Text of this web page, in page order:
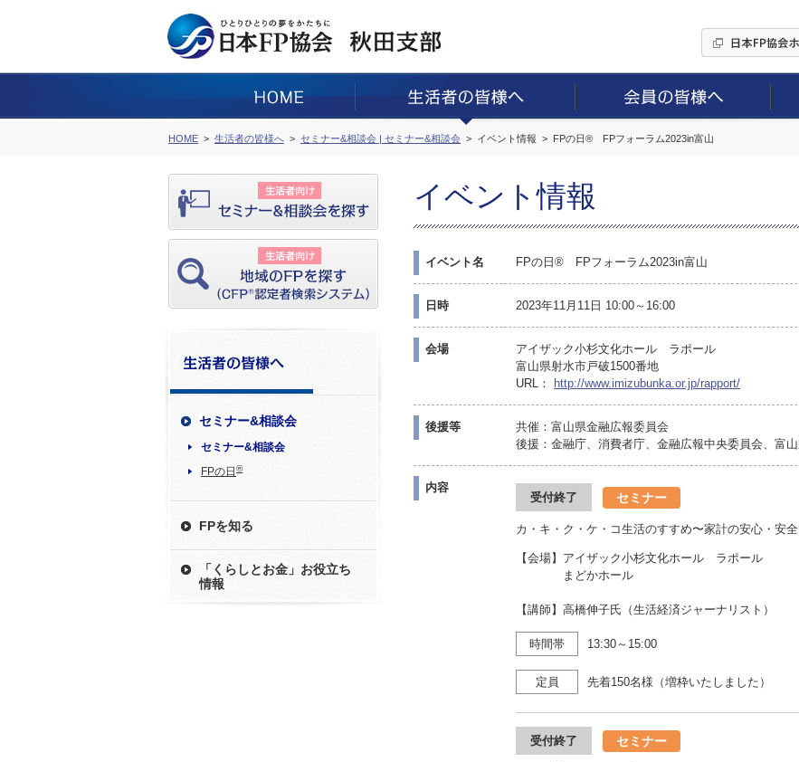
HOME 生活者の皆様へ セミナー&相談会 | セミナー&相談会 イベント情報 FPの日® FPフォーラム2023in富山
セミナー&相談会
セミナー&相談会
FPの日 ®
FPを知る
「くらしとお金」お役立ち
情報
イベント情報
イベント名 FPの日® FPフォーラム2023in富山
日時 2023年11月11日 10:00～16:00
会場
アイザック小杉文化ホール ラポール
富山県射水市戸破1500番地
URL：
http://www.imizubunka.or.jp/rapport/
後援等
共催：富山県金融広報委員会
後援：金融庁、消費者庁、金融広報中央委員会、富
内容
受付終了 セミナー
カ・キ・ク・ケ・コ生活のすすめ〜家計の安心・安
【会場】アイザック小杉文化ホール ラポール
まどかホール
【講師】高橋伸子氏（生活経済ジャーナリスト）
時間帯 13:30～15:00
定員 先着150名様（増枠いたしました）
受付終了 セミナー